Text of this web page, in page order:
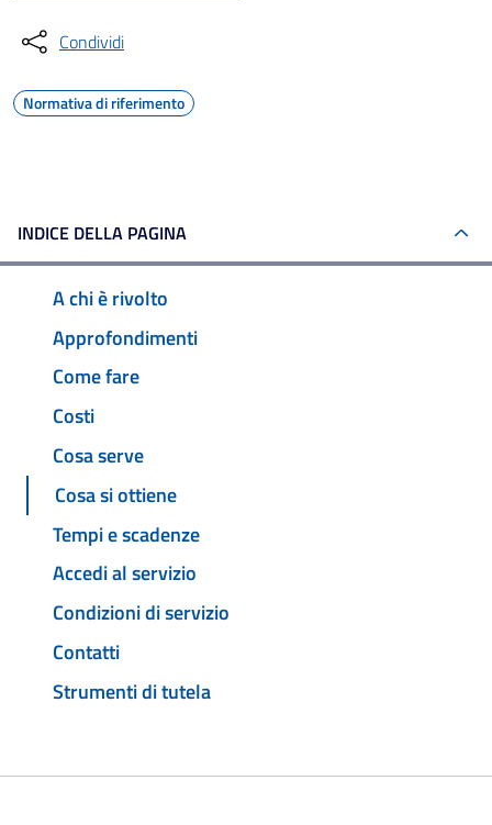
Condividi
Normativa di riferimento
INDICE DELLA PAGINA
A chi è rivolto
Approfondimenti
Come fare
Costi
Cosa serve
Cosa si ottiene
Tempi e scadenze
Accedi al servizio
Condizioni di servizio
Contatti
Strumenti di tutela